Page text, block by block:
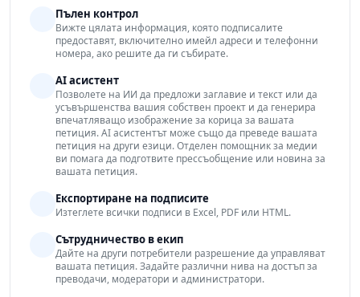
Пълен контрол
Вижте цялата информация, която подписалите
предоставят, включително имейл адреси и телефонни
номера, ако решите да ги събирате.
AI асистент
Позволете на ИИ да предложи заглавие и текст или да
усъвършенства вашия собствен проект и да генерира
впечатляващо изображение за корица за вашата
петиция. AI асистентът може също да преведе вашата
петиция на други езици. Отделен помощник за медии
ви помага да подготвите прессъобщение или новина за
вашата петиция.
Експортиране на подписите
Изтеглете всички подписи в Excel, PDF или HTML.
Сътрудничество в екип
Дайте на други потребители разрешение да управляват
вашата петиция. Задайте различни нива на достъп за
преводачи, модератори и администратори.